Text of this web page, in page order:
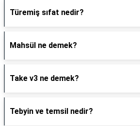
Türemiş sıfat nedir?
Mahsül ne demek?
Take v3 ne demek?
Tebyin ve temsil nedir?